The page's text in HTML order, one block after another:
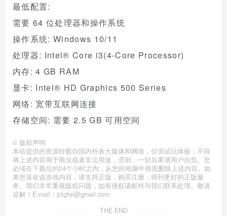
最低配置:
需要 64 位处理器和操作系统
操作系统: Windows 10/11
处理器: Intel® Core i3(4-Core Processor)
内存: 4 GB RAM
显卡: Intel® HD Graphics 500 Series
网络: 宽带互联网连接
存储空间: 需要 2.5 GB 可用空间
© 版权声明
本站提供的资源转载自国内外各大媒体和网络，仅供试玩体验；不得
将上述内容用于商业或者非法用途，否则，一切后果请用户自负。您
必须在下载后的24个小时之内，从您的电脑中彻底删除上述内容。如
果您喜欢该游戏内容，请支持正版，购买注册，得到更好的正版服
务。我们非常重视版权问题，如有侵权请邮件与我们联系处理。敬请
谅解！E-mail：jctgfei@gmail.com
THE END